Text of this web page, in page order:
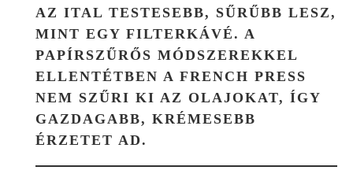
AZ ITAL TESTESEBB, SŰRŰBB LESZ,
MINT EGY FILTERKÁVÉ. A
PAPÍRSZŰRŐS MÓDSZEREKKEL
ELLENTÉTBEN A FRENCH PRESS
NEM SZŰRI KI AZ OLAJOKAT, ÍGY
GAZDAGABB, KRÉMESEBB
ÉRZETET AD.